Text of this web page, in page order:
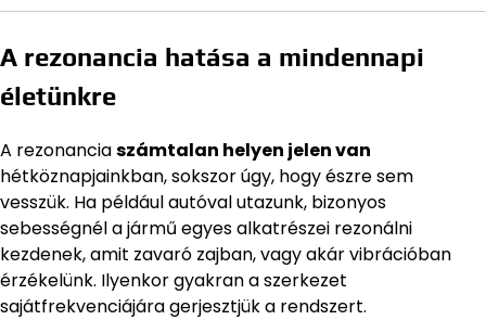
A rezonancia hatása a mindennapi
életünkre
A rezonanciaszámtalan helyen jelen van
hétköznapjainkban, sokszor úgy, hogy észre sem
vesszük. Ha például autóval utazunk, bizonyos
sebességnél a jármű egyes alkatrészei rezonálni
kezdenek, amit zavaró zajban, vagy akár vibrációban
érzékelünk. Ilyenkor gyakran a szerkezet
sajátfrekvenciájára gerjesztjük a rendszert.